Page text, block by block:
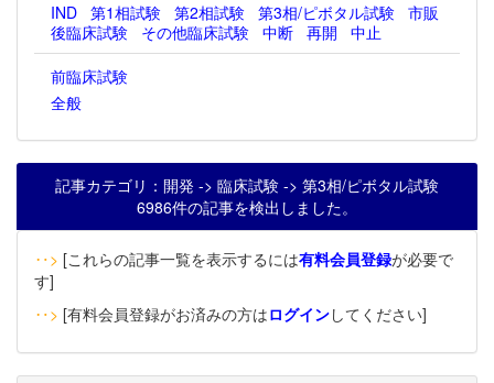
IND 第1相試験 第2相試験 第3相/ピボタル試験 市販
後臨床試験
その他臨床試験 中断 再開
中止
前臨床試験
全般
記事カテゴリ：開発 -> 臨床試験 -> 第3相/ピボタル試験
6986件の記事を検出しました。
‥> [これらの記事一覧を表示するには有料会員登録が必要で
す]
‥> [有料会員登録がお済みの方はログインしてください]